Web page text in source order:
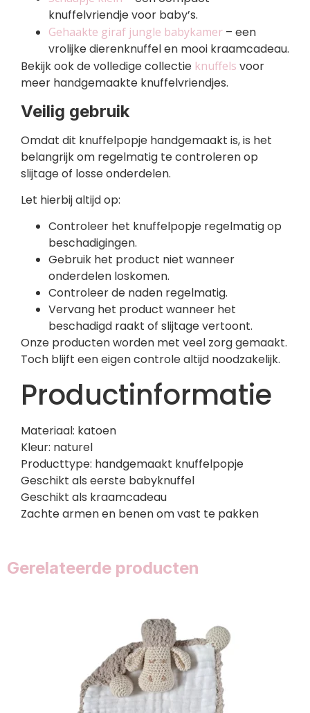
knuffelvriendje voor baby’s.
Gehaakte giraf jungle babykamer – een
vrolijke dierenknuffel en mooi kraamcadeau.
Bekijk ook de volledige collectie knuffels voor
meer handgemaakte knuffelvriendjes.
Veilig gebruik
Omdat dit knuffelpopje handgemaakt is, is het
belangrijk om regelmatig te controleren op
slijtage of losse onderdelen.
Let hierbij altijd op:
Controleer het knuffelpopje regelmatig op
beschadigingen.
Gebruik het product niet wanneer
onderdelen loskomen.
Controleer de naden regelmatig.
Vervang het product wanneer het
beschadigd raakt of slijtage vertoont.
Onze producten worden met veel zorg gemaakt.
Toch blijft een eigen controle altijd noodzakelijk.
Productinformatie
Materiaal: katoen
Kleur: naturel
Producttype: handgemaakt knuffelpopje
Geschikt als eerste babyknuffel
Geschikt als kraamcadeau
Zachte armen en benen om vast te pakken
Gerelateerde producten